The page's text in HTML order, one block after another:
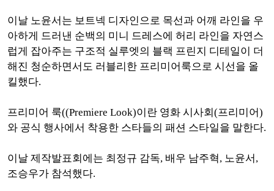
이날 노윤서는 보트넥 디자인으로 목선과 어깨 라인을 우
아하게 드러낸 순백의 미니 드레스에 허리 라인을 자연스
럽게 잡아주는 구조적 실루엣의 블랙 프린지 디테일이 더
해진 청순하면서도 러블리한 프리미어룩으로 시선을 올
킬했다.
프리미어 룩((Premiere Look)이란 영화 시사회(프리미어)
와 공식 행사에서 착용한 스타들의 패션 스타일을 말한다.
이날 제작발표회에는 최정규 감독, 배우 남주혁, 노윤서,
조승우가 참석했다.